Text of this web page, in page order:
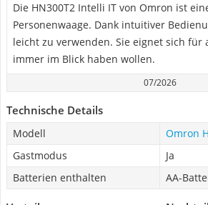
Die HN300T2 Intelli IT von Omron ist
Personenwaage. Dank intuitiver
leicht zu verwenden. Sie eignet sich für
immer im Blick haben wollen.
07/2026
Technische Details
Modell
Omron
Gastmodus
Ja
Batterien enthalten
AA-